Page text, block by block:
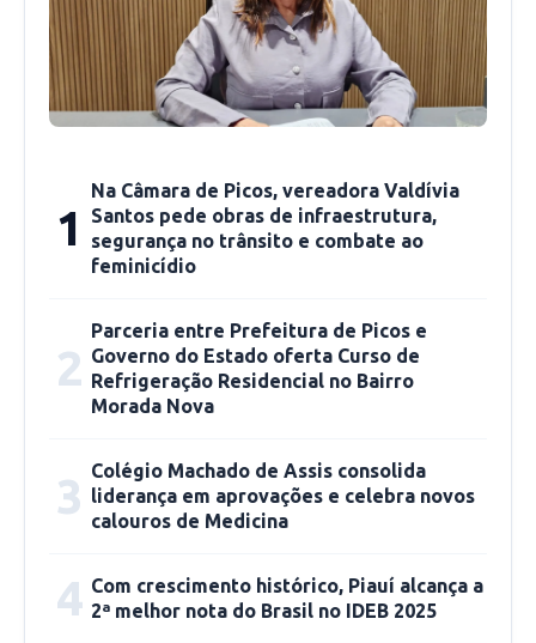
Pública Dr. Costa Alvarenga (Lacen-PI) nas
últimas 24 horas.
8 mortes: sendo 5 em Teresina e outras de
pacientes de Parnaíba, São José do Divino e
Piracuruca.
A ocupação de leitos segue com poucas
alterações – são 106 pacientes internados,
sendo 73 em leitos clínicos e 33 em Unidades
A Sesapi também divulgou que 48 pacientes
tratar de Covid-19 já tiveram alta.
1
Na Câmara de Picos, vereadora Valdívia
Santos pede obras de infraestrutura,
segurança no trânsito e combate ao
feminicídio
2
Parceria entre Prefeitura de Picos e
Governo do Estado oferta Curso de
Refrigeração Residencial no Bairro
Morada Nova
3 Colégio Machado de Assis consolida
liderança em aprovações e celebra novos
calouros de Medicina
4 Com crescimento histórico, Piauí alcança a
2ª melhor nota do Brasil no IDEB 2025